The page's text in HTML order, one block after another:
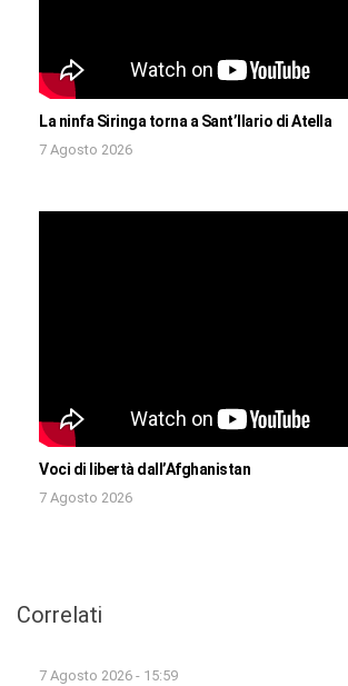
La ninfa Siringa torna a Sant’Ilario di Atella
7 Agosto 2026
Voci di libertà dall’Afghanistan
7 Agosto 2026
Correlati
7 Agosto 2026 - 15:59